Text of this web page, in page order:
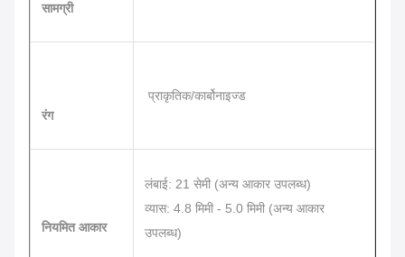
सामग्री
रंग
प्राकृतिक/कार्बोनाइज्ड
नियमित आकार
लंबाई: 21 सेमी (अन्य आकार उपलब्ध)
व्यास: 4.8 मिमी - 5.0 मिमी (अन्य आकार
उपलब्ध)